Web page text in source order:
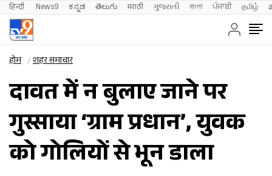
हिन्दी News9 ಕನ್ನಡ తెలుగు मराठी ગુજરાતી বাংলা ਪੰਜਾਬੀ தமிழ்
होम शहर समाचार
दावत में न बुलाए जाने पर
गुस्साया ‘ग्राम प्रधान’, युवक
को गोलियों से भून डाला